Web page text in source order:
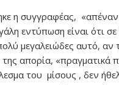
η συγγραφέας,
εντύπωση είναι ότι σε
μεγαλειώδες αυτό, αν
απορία, «πραγματικά
του μίσους , δεν